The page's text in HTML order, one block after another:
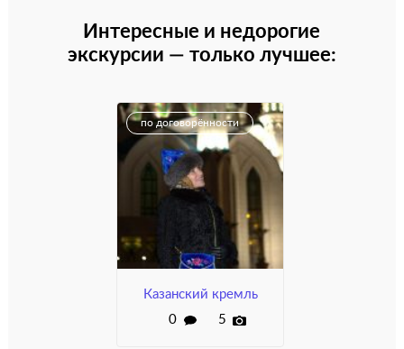
Интересные и недорогие
экскурсии — только лучшее:
Казанский кремль
0
5
по договорённости